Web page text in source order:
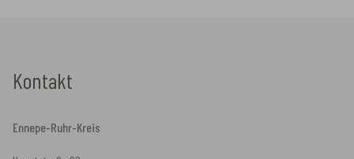
Kontakt
Ennepe-Ruhr-Kreis